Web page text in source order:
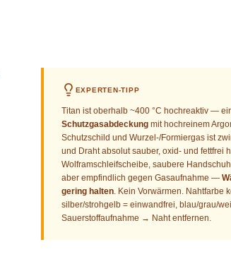
EXPERTEN-TIPP
Titan ist oberhalb ~400 °C hochreaktiv —
Schutzgasabdeckungmit hochreinem
Schutzschild und Wurzel-/Formiergas ist
und Draht absolut sauber, oxid- und fettfrei
Wolframschleifscheibe, saubere
aber empfindlich gegen Gasaufnahme —
gering halten. Kein Vorwärmen. Nahtfarbe
silber/strohgelb = einwandfrei, blau/grau/
Sauerstoffaufnahme → Naht entfernen.